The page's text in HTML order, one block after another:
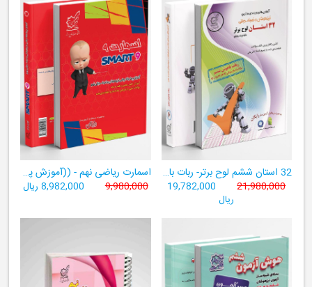
32 استان ششم لوح برتر- ربات باهوش ششم ((به همراه سامانۀ آزمون‌ساز رایگان))
21,980,000
19,782,000
ریال
اسمارت ریاضی نهم - ((آموزش پیشرفتۀ ریاضی تیزهوشان و نمونه‌دولتی نهم+ سامانۀ آزمون‌ساز آنلاین))
9,980,000 8,982,000 ریال